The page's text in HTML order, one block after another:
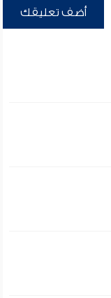
أضف تعليقك